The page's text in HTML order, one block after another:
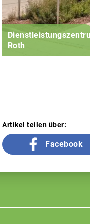
Roth
Artikel teilen über:
Facebook